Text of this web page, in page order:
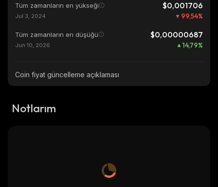
Tüm zamanların en yükseği $0,001706
Jul 3, 2024 99,54%
Tüm zamanların en düşüğü $0,00000687
Jun 10, 2026 14,79%
Coin fiyat güncelleme açıklaması
Notlarım